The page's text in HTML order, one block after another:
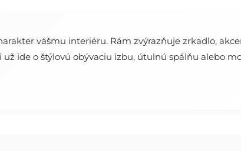
vášmu interiéru. Rám zvýrazňuje zrkadlo,
už ide o štýlovú obývaciu izbu, útulnú spálňu alebo